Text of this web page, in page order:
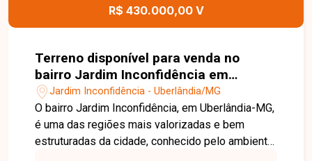
R$ 430.000,00 V
Terreno disponível para venda no
bairro Jardim Inconfidência em
Uberlândia - MG
Jardim Inconfidência - Uberlândia/MG
O bairro Jardim Inconfidência, em Uberlândia-MG,
é uma das regiões mais valorizadas e bem
estruturadas da cidade, conhecido pelo ambiente